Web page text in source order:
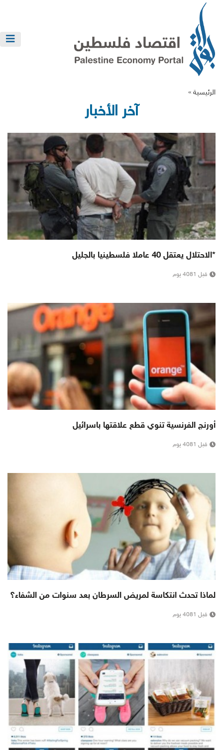
الرئيسية »
آخر الأخبار
*الاحتلال يعتقل 40 عاملا فلسطينيا بالجليل
قبل 4081 يوم
أورنج الفرنسية تنوي قطع علاقتها باسرائيل
قبل 4081 يوم
لماذا تحدث انتكاسة لمريض السرطان بعد سنوات من الشفاء؟
قبل 4081 يوم